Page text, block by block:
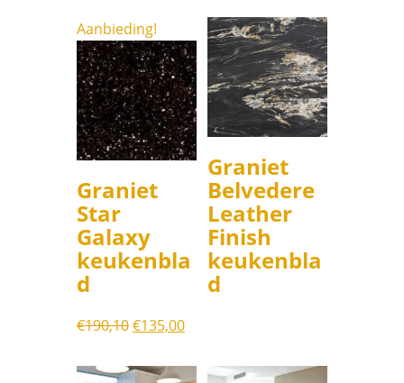
Aanbieding!
Graniet
Star
Galaxy
keukenbla
d
€190,10Oorspronkelijke
was:
€135,00Huidige
is:
Graniet
Belvedere
Leather
Finish
keukenbla
d